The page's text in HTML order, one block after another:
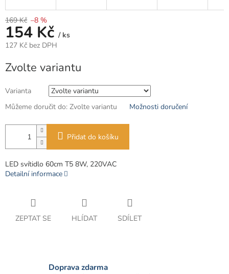
169 Kč –8 %
154 Kč / ks
127 Kč bez DPH
cena:
Zvolte variantu
Varianta
Můžeme doručit do: Zvolte variantu Možnosti doručení
Přidat do košíku
LED svítidlo 60cm T5 8W, 220VAC
Detailní informace
ZEPTAT SE HLÍDAT SDÍLET
Doprava zdarma